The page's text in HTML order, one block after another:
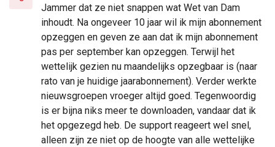
Jammer dat ze niet snappen wat Wet van Dam
inhoudt. Na ongeveer 10 jaar wil ik mijn abonnement
opzeggen en geven ze aan dat ik mijn abonnement
pas per september kan opzeggen. Terwijl het
wettelijk gezien nu maandelijks opzegbaar is (naar
rato van je huidige jaarabonnement). Verder werkte
nieuwsgroepen vroeger altijd goed. Tegenwoordig
is er bijna niks meer te downloaden, vandaar dat ik
het opgezegd heb. De support reageert wel snel,
alleen zijn ze niet op de hoogte van alle wettelijke